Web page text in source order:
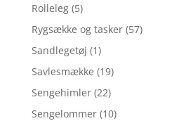
Rolleleg (5)
Rygsække og tasker (57)
Sandlegetøj (1)
Savlesmække (19)
Sengehimler (22)
Sengelommer (10)